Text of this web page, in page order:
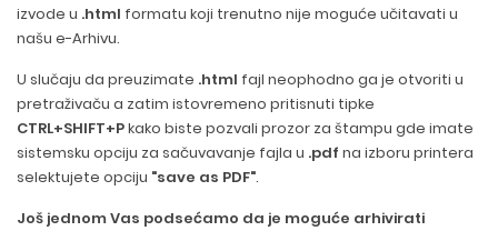
izvode u .html formatu koji trenutno nije moguće učitavati u
našu e-Arhivu.
U slučaju da preuzimate .html fajl neophodno ga je otvoriti u
pretraživaču a zatim istovremeno pritisnuti tipke
CTRL+SHIFT+Pkako biste pozvali prozor za štampu gde imate
sistemsku opciju za sačuvavanje fajla u .pdf na izboru printera
selektujete opciju "save as PDF".
Još jednom Vas podsećamo da je moguće arhivirati